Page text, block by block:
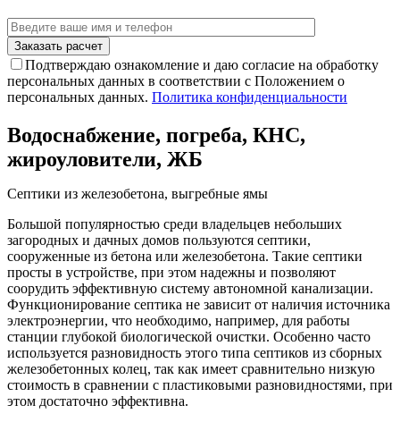
Подтверждаю ознакомление и даю согласие на обработку
персональных данных в соответствии с Положением о
персональных данных. Политика конфиденциальности
Водоснабжение, погреба, КНС,
жироуловители, ЖБ
Септики из железобетона, выгребные ямы
Большой популярностью среди владельцев небольших
загородных и дачных домов пользуются септики,
сооруженные из бетона или железобетона. Такие септики
просты в устройстве, при этом надежны и позволяют
соорудить эффективную систему автономной канализации.
Функционирование септика не зависит от наличия источника
электроэнергии, что необходимо, например, для работы
станции глубокой биологической очистки. Особенно часто
используется разновидность этого типа септиков из сборных
железобетонных колец, так как имеет сравнительно низкую
стоимость в сравнении с пластиковыми разновидностями, при
этом достаточно эффективна.